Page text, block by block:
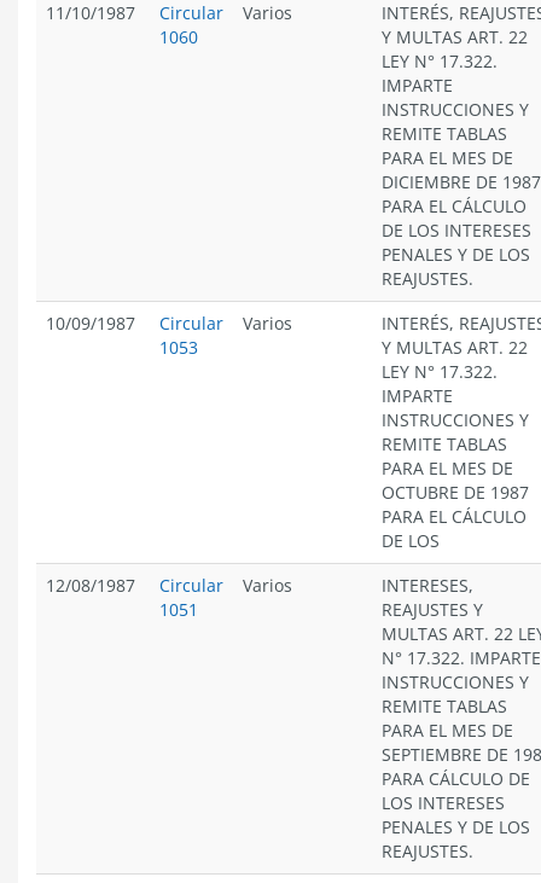
11/10/1987
Circular
1060
Varios
INTERÉS,
Y MULTAS ART. 22
LEY N° 17.322.
IMPARTE
INSTRUCCIONES Y
REMITE TABLAS
PARA EL MES DE
DICIEMBRE DE 1987
PARA EL CÁLCULO
DE LOS INTERESES
PENALES Y DE LOS
REAJUSTES.
10/09/1987
Circular
1053
Varios
INTERÉS,
Y MULTAS ART. 22
LEY N° 17.322.
IMPARTE
INSTRUCCIONES Y
REMITE TABLAS
PARA EL MES DE
OCTUBRE DE 1987
PARA EL CÁLCULO
DE LOS
12/08/1987
Circular
1051
Varios
INTERESES,
REAJUSTES Y
MULTAS ART. 22
N° 17.322. IMPARTE
INSTRUCCIONES Y
REMITE TABLAS
PARA EL MES DE
SEPTIEMBRE DE
PARA CÁLCULO DE
LOS INTERESES
PENALES Y DE LOS
REAJUSTES.